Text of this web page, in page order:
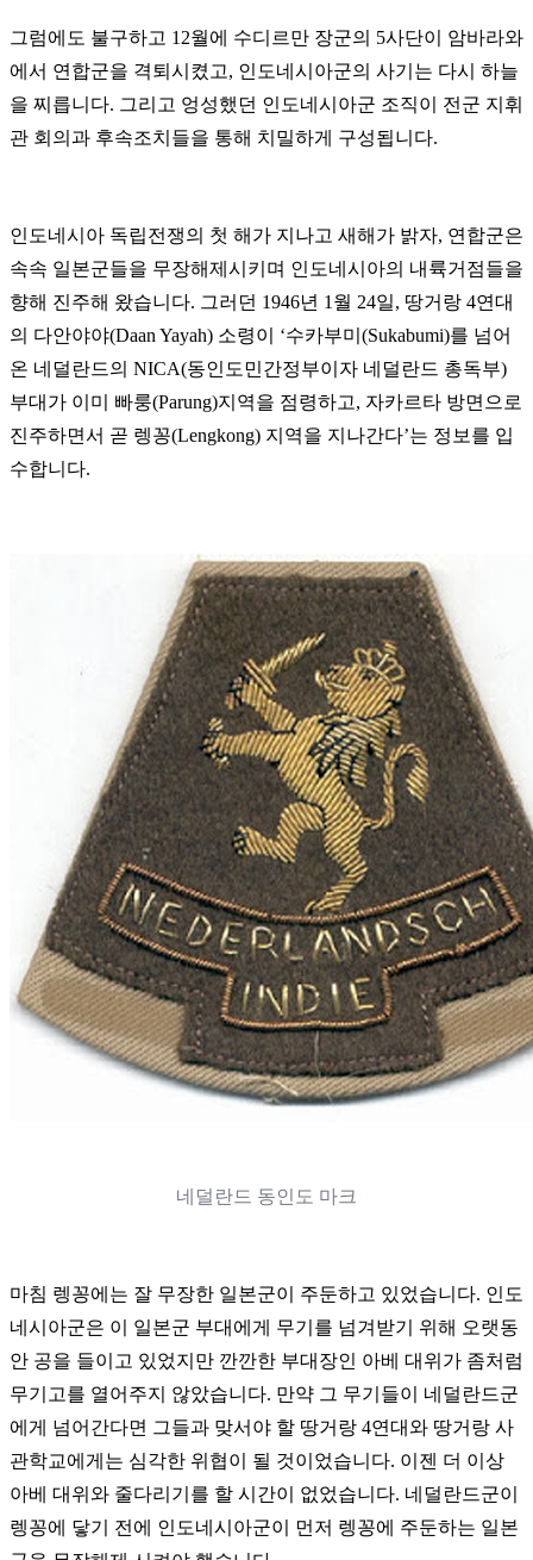
그럼에도 불구하고 12월에 수디르만 장군의 5사단이 암바라와
에서 연합군을 격퇴시켰고, 인도네시아군의 사기는 다시 하늘
을 찌릅니다. 그리고 엉성했던 인도네시아군 조직이 전군 지휘
관 회의과 후속조치들을 통해 치밀하게 구성됩니다.
인도네시아 독립전쟁의 첫 해가 지나고 새해가 밝자, 연합군은
속속 일본군들을 무장해제시키며 인도네시아의 내륙거점들을
향해 진주해 왔습니다. 그러던 1946년 1월 24일, 땅거랑 4연대
의 다안야야(Daan Yayah) 소령이 ‘수카부미(Sukabumi)를 넘어
온 네덜란드의 NICA(동인도민간정부이자 네덜란드 총독부)
부대가 이미 빠룽(Parung)지역을 점령하고, 자카르타 방면으로
진주하면서 곧 렝꽁(Lengkong) 지역을 지나간다’는 정보를 입
수합니다.
네덜란드 동인도 마크
마침 렝꽁에는 잘 무장한 일본군이 주둔하고 있었습니다. 인도
네시아군은 이 일본군 부대에게 무기를 넘겨받기 위해 오랫동
안 공을 들이고 있었지만 깐깐한 부대장인 아베 대위가 좀처럼
무기고를 열어주지 않았습니다. 만약 그 무기들이 네덜란드군
에게 넘어간다면 그들과 맞서야 할 땅거랑 4연대와 땅거랑 사
관학교에게는 심각한 위협이 될 것이었습니다. 이젠 더 이상
아베 대위와 줄다리기를 할 시간이 없었습니다. 네덜란드군이
렝꽁에 닿기 전에 인도네시아군이 먼저 렝꽁에 주둔하는 일본